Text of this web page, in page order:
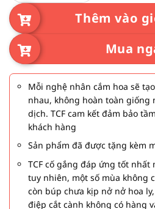
Thêm vào
Mua
Mỗi nghệ nhân cắm hoa sẽ
nhau, không hoàn toàn giống
dịch. TCF cam kết đảm bảo
khách hàng
Sản phẩm đã được tặng kèm
TCF cố gắng đáp ứng tốt nhất
tuy nhiên, một số mùa không
còn búp chưa kịp nở nở hoa
điệp cắt cành không có hàng